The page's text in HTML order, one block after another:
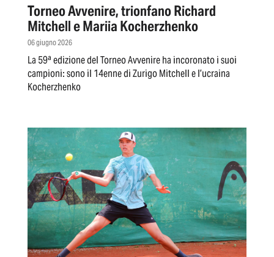
Torneo Avvenire, trionfano Richard
Mitchell e Mariia Kocherzhenko
06 giugno 2026
La 59ª edizione del Torneo Avvenire ha incoronato i suoi
campioni: sono il 14enne di Zurigo Mitchell e l’ucraina
Kocherzhenko